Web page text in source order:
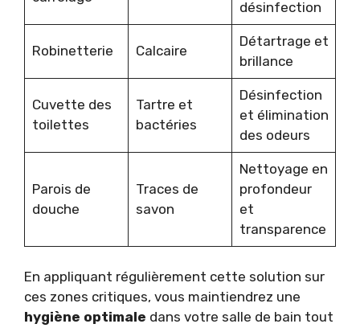
désinfection
Robinetterie Calcaire
Détartrage et
brillance
Cuvette des
toilettes
Tartre et
bactéries
Désinfection
et élimination
des odeurs
Parois de
douche
Traces de
savon
Nettoyage en
profondeur
et
transparence
En appliquant régulièrement cette solution sur
ces zones critiques, vous maintiendrez une
hygiène optimale dans votre salle de bain tout